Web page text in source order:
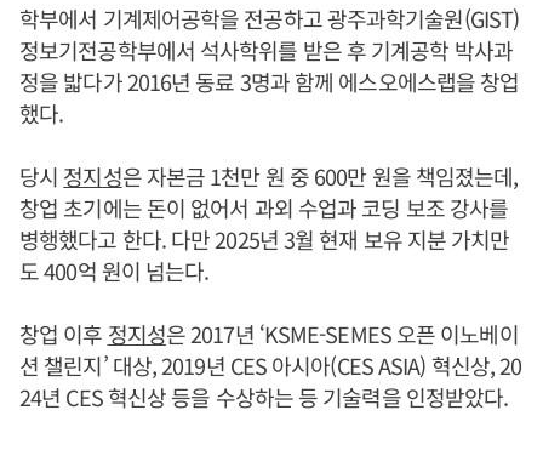
학부에서 기계제어공학을 전공하고 광주과학기술원(GIST)
정보기전공학부에서 석사학위를 받은 후 기계공학 박사과
정을 밟다가 2016년 동료 3명과 함께 에스오에스랩을 창업
했다.
당시 정지성은 자본금 1천만 원 중 600만 원을 책임졌는데,
창업 초기에는 돈이 없어서 과외 수업과 코딩 보조 강사를
병행했다고 한다. 다만 2025년 3월 현재 보유 지분 가치만
도 400억 원이 넘는다.
창업 이후 정지성은 2017년 ‘KSME-SEMES 오픈 이노베이
션 챌린지’ 대상, 2019년 CES 아시아(CES ASIA) 혁신상, 20
24년 CES 혁신상 등을 수상하는 등 기술력을 인정받았다.